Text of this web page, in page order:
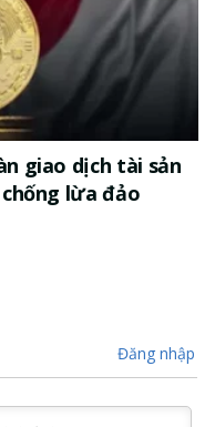
giao dịch tài sản
lừa đảo
Đăng nhập